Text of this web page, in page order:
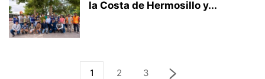
la Costa de Hermosillo y...
1 2 3